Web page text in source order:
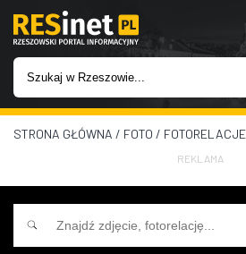
WIADOMOŚCI
INWESTYCJE
IMPREZY
STRONA GŁÓWNA / FOTO / FOTORELACJE
REKLAMA